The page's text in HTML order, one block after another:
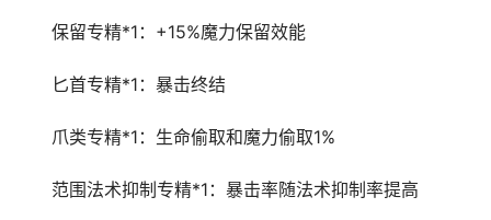
保留专精*1：+15%魔力保留效能
匕首专精*1：暴击终结
爪类专精*1：生命偷取和魔力偷取1%
范围法术抑制专精*1：暴击率随法术抑制率提高